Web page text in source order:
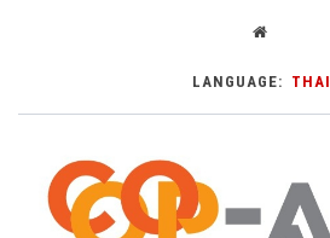
LANGUAGE: THAI